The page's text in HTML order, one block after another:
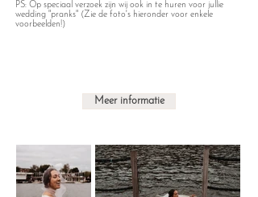
PS: Op speciaal verzoek zijn wij ook in te huren voor jullie
wedding "pranks" (Zie de foto's hieronder voor enkele
voorbeelden!)
Meer informatie